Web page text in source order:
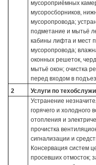
мусороприёмных
мусоросборников,
мусоропровода;
подметание и мытьё
кабины лифта и мест
мусоропровода;
оконных решеток,
мытьё окон; очистка
перед входом в
2
Услуги по
Устранение
горячего и холодного
отопления и
прочистка
сигнализации и
Консервация систем
просевших отмосток;